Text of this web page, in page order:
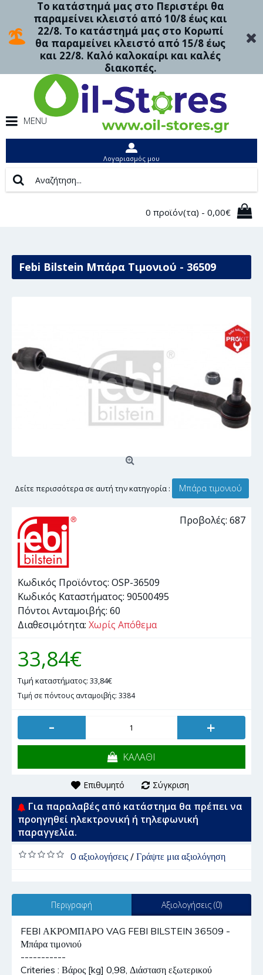
Το κατάστημά μας στο Περιστέρι θα
παραμείνει κλειστό από 10/8 έως και
22/8. Το κατάστημά μας στο Κορωπί
θα παραμείνει κλειστό από 15/8 έως
και 22/8. Καλό καλοκαίρι και καλές
διακοπές.
MENU
Λογαριασμός μου
0 προϊόν(τα) - 0,00€
Febi Bilstein Μπάρα Τιμονιού - 36509
Δείτε περισσότερα σε αυτή την κατηγορία : Μπάρα τιμονιού
Προβολές: 687
Κωδικός Προϊόντος: OSP-36509
Κωδικός Καταστήματος: 90500495
Πόντοι Ανταμοιβής: 60
Διαθεσιμότητα: Χωρίς Απόθεμα
33,84€
Τιμή καταστήματος: 33,84€
Τιμή σε πόντους ανταμοιβής: 3384
- +
ΚΑΛΑΘΙ
Επιθυμητό Σύγκριση
Για παραλαβές από κατάστημα θα πρέπει να
προηγηθεί ηλεκτρονική ή τηλεφωνική
παραγγελία.
0 αξιολογήσεις/ Γράψτε μια αξιολόγηση
Περιγραφή Αξιολογήσεις (0)
FEBI ΑΚΡΟΜΠΑΡΟ VAG FEBI BILSTEIN 36509 -
Μπάρα τιμονιού
-----------
Criteries : Βάρος [kg] 0,98, Διάσταση εξωτερικού